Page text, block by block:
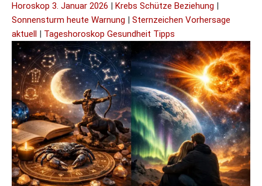
Horoskop 3. Januar 2026 | Krebs Schütze Beziehung |
Sonnensturm heute Warnung | Sternzeichen Vorhersage
aktuell | Tageshoroskop Gesundheit Tipps